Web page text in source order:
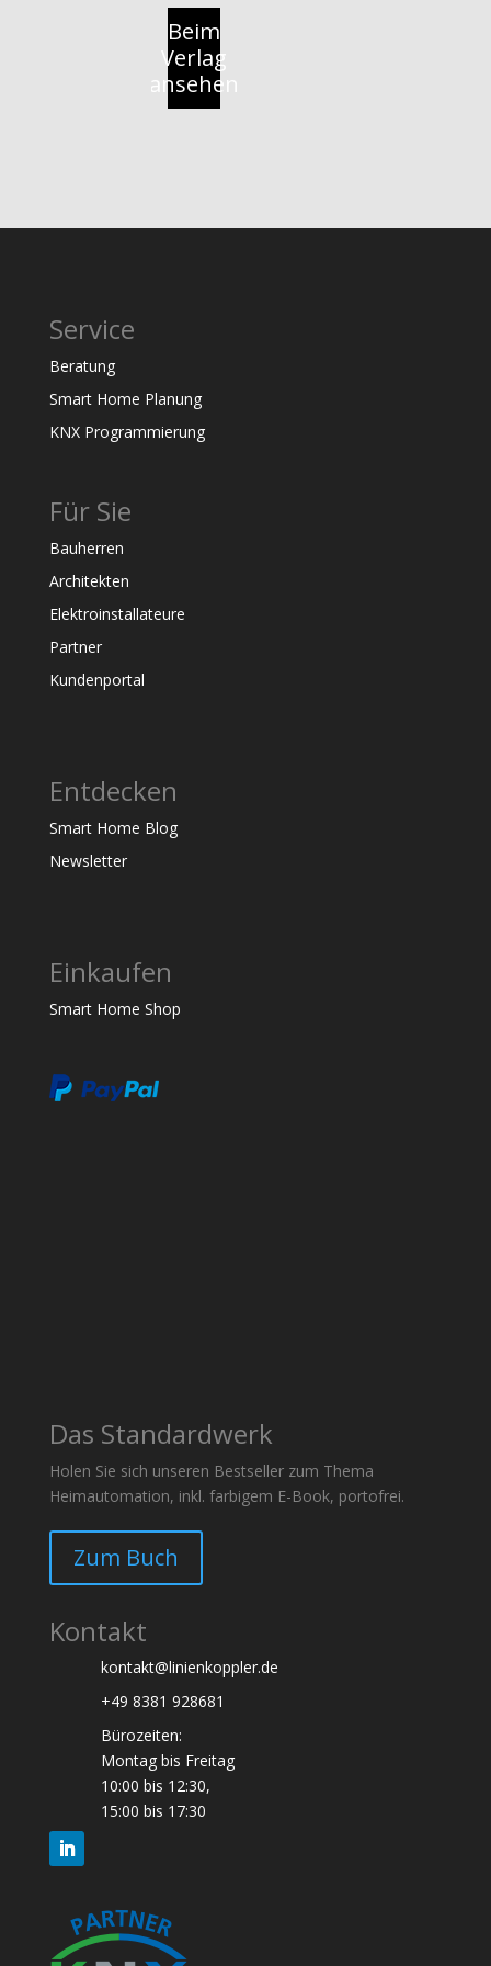
Beim
Verlag
ansehen
Service
Beratung
Smart Home Planung
KNX Programmierung
Für Sie
Bauherren
Architekten
Elektroinstallateure
Partner
Kundenportal
Entdecken
Smart Home Blog
Newsletter
Einkaufen
Smart Home Shop
Das Standardwerk
Holen Sie sich unseren Bestseller zum Thema
Heimautomation, inkl. farbigem E-Book, portofrei.
Zum Buch
Kontakt
kontakt@linienkoppler.de
+49 8381 928681
Bürozeiten:
Montag bis Freitag
10:00 bis 12:30,
15:00 bis 17:30